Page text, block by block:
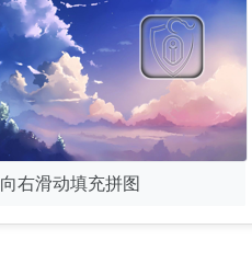
向右滑动填充拼图